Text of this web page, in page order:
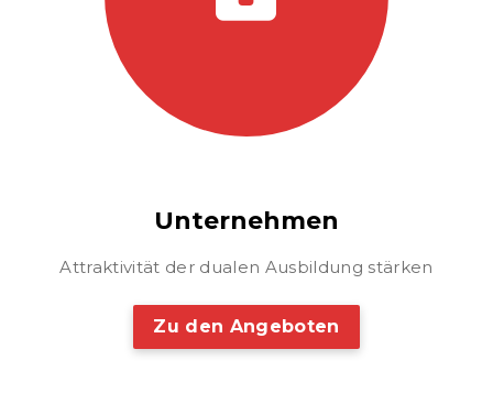
Unternehmen
Attraktivität der dualen Ausbildung stärken
Zu den Angeboten